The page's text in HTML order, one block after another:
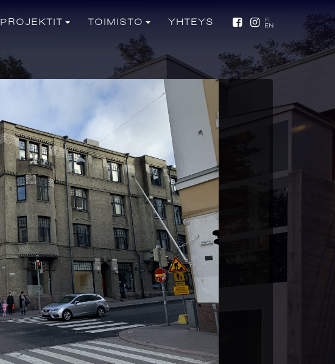
PROJEKTIT TOIMISTO YHTEYS FI
EN